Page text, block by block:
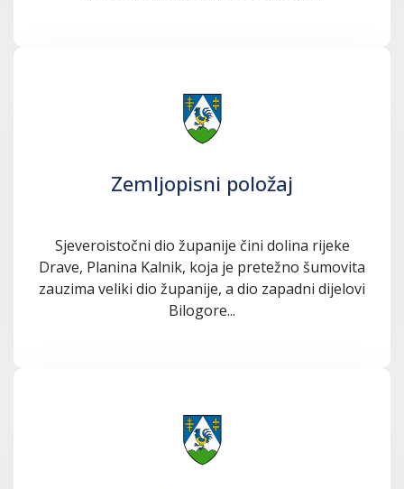
Zemljopisni položaj
Sjeveroistočni dio županije čini dolina rijeke
Drave, Planina Kalnik, koja je pretežno šumovita
zauzima veliki dio županije, a dio zapadni dijelovi
Bilogore...